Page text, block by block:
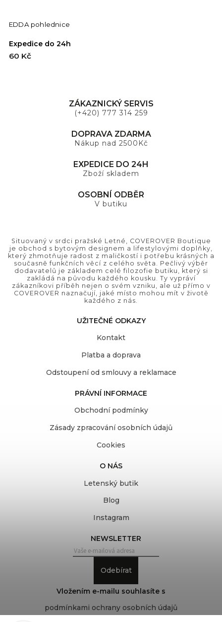
EDDA pohlednice
Expedice do 24h
60 Kč
ZÁKAZNICKÝ SERVIS
(+420) 777 314 259
DOPRAVA ZDARMA
Nákup nad 2500Kč
EXPEDICE DO 24H
Zboží skladem
OSOBNÍ ODBĚR
V butiku
Situovaný v srdci pražské Letné, COVEROVER Boutique
je obchod s bytovým designem a lifestylovými doplňky,
který zhmotňuje radost z maličkostí i potřebu krásných a
současně funkčních věcí z celého světa. Pečlivý výběr
dodavatelů je základem celé filozofie butiku, který si
zakládá na původu každého kousku. Ty vypráví
zákazníkovi příběh nejen o svém vzniku, ale už přímo v
COVEROVER naznačují, jaké místo mohou mít v životě
každého z nás.
UŽITEČNÉ ODKAZY
Kontakt
Platba a doprava
Odstoupení od smlouvy a reklamace
PRÁVNÍ INFORMACE
Obchodní podmínky
Zásady zpracování osobních údajů
Cookies
O NÁS
Letenský butik
Blog
Instagram
NEWSLETTER
Odebírat
Vložením e-mailu souhlasíte s
podmínkami ochrany osobních údajů